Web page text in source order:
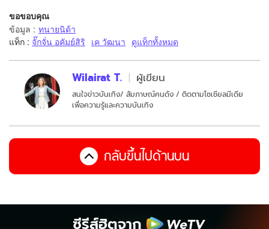
ขอขอบคุณ
ข้อมูล : ทนายนิด้า
แท็ก : จั๊กจั่น อคัมย์สิริ เค วัฒนา ดูแท็กทั้งหมด
Wilairat T. ผู้เขียน
สนใจข่าวบันเทิง/ สัมภาษณ์คนดัง / ติดตามโซเชียลมีเดีย
เพื่อความรู้และความบันเทิง
กลับขึ้นไปด้านบน
ซีรีส์ฮิตจาก